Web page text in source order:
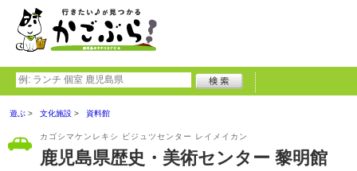
遊ぶ 文化施設 資料館
カゴシマケンレキシ ビジュツセンター レイメイカン
鹿児島県歴史・美術センター 黎明館